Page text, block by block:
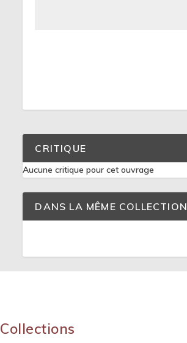
CRITIQUE
Aucune critique pour cet ouvrage
DANS LA MÊME COLLECTION
Collections